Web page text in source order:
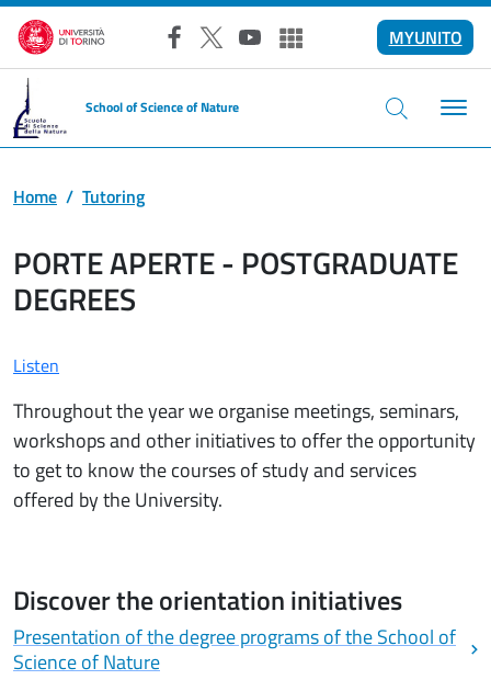
Skip to main content
Facebook
X YouTubeAltri social
MYUNITO
School of Science of Nature
Home Tutoring
PORTE APERTE - POSTGRADUATE
DEGREES
Listen
Throughout the year we organise meetings, seminars,
workshops and other initiatives to offer the opportunity
to get to know the courses of study and services
offered by the University.
Discover the orientation initiatives
Presentation of the degree programs of the School of
Science of Nature